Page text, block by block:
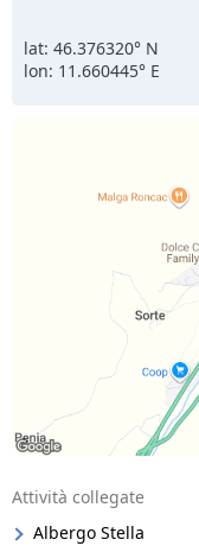
lat: 46.376320° N
lon: 11.660445° E
Attività collegate
Albergo Stella